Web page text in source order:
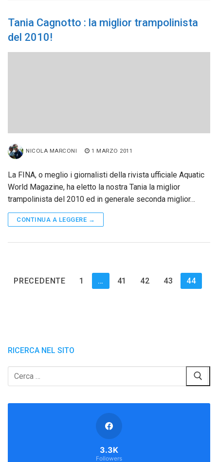
Tania Cagnotto : la miglior trampolinista
del 2010!
NICOLA MARCONI 1 MARZO 2011
La FINA, o meglio i giornalisti della rivista ufficiale Aquatic
World Magazine, ha eletto la nostra Tania la miglior
trampolinista del 2010 ed in generale seconda miglior…
CONTINUA A LEGGERE →
Paginazione
PRECEDENTE 1 … 41 42 43 44
RICERCA NEL SITO
Cerca:
3.3K
Followers